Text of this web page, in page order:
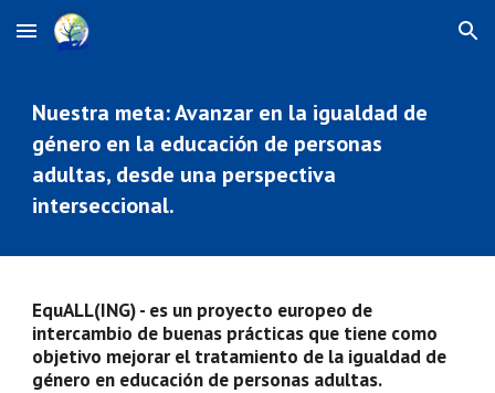
Skip to main content Skip to navigation
Nuestra meta: Avanzar en la igualdad de
género en la educación de personas
adultas, desde una perspectiva
interseccional.
EquALL(ING) - es un proyecto europeo de
intercambio de buenas prácticas que tiene como
objetivo mejorar el tratamiento de la igualdad de
género en educación de personas adultas.